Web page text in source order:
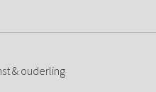
& ouderling